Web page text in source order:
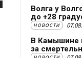
Волга у
до +28
НОВОСТИ
В Камышине
за